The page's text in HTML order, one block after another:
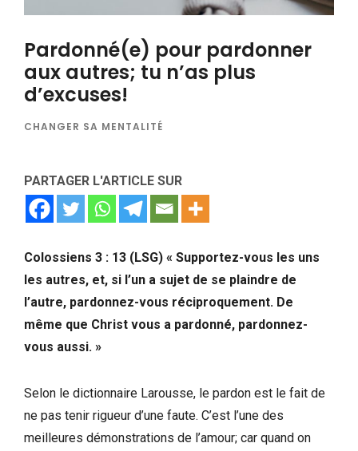
Pardonné(e) pour pardonner
aux autres; tu n’as plus
d’excuses!
CHANGER SA MENTALITÉ
PARTAGER L'ARTICLE SUR
Colossiens 3 : 13 (LSG) « Supportez-vous les uns
les autres, et, si l’un a sujet de se plaindre de
l’autre, pardonnez-vous réciproquement. De
même que Christ vous a pardonné, pardonnez-
vous aussi. »
Selon le dictionnaire Larousse, le pardon est le fait de
ne pas tenir rigueur d’une faute. C’est l’une des
meilleures démonstrations de l’amour; car quand on